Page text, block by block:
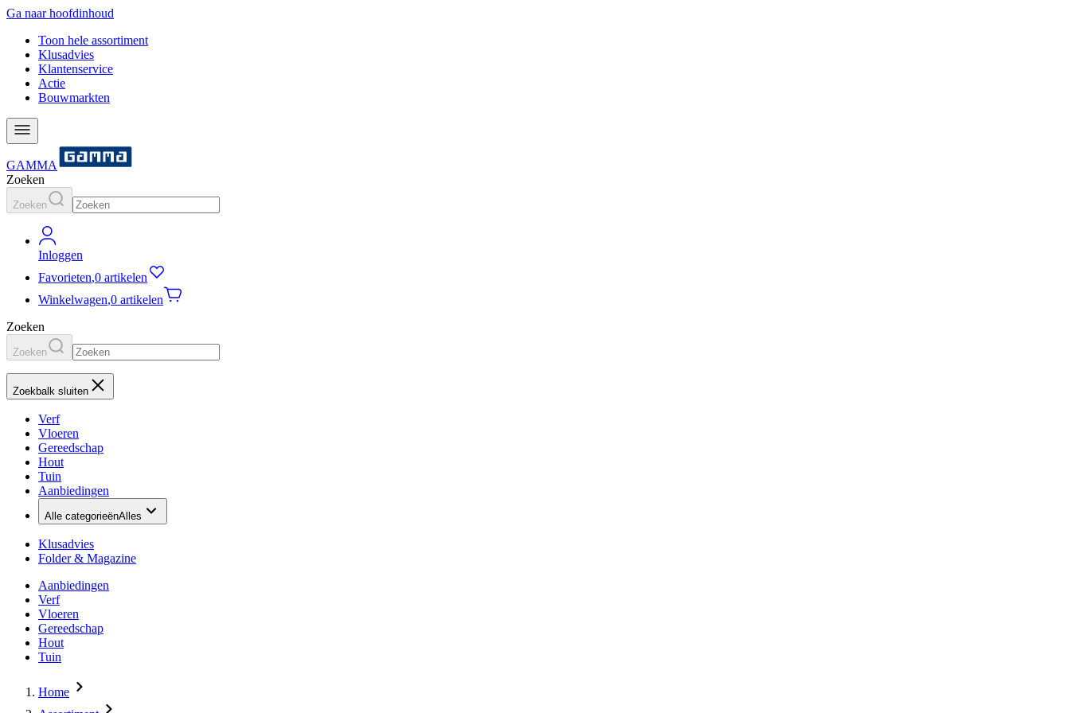
Ga naar hoofdinhoud
Toon hele assortiment
Klusadvies
Klantenservice
Actie
Bouwmarkten
GAMMA
Zoeken
Zoeken
Inloggen
Favorieten,0 artikelen
Winkelwagen,0 artikelen
Zoeken
Zoeken
Zoekbalk sluiten
Verf
Vloeren
Gereedschap
Hout
Tuin
Aanbiedingen
Alle categorieënAlles
Klusadvies
Folder & Magazine
Aanbiedingen
Verf
Vloeren
Gereedschap
Hout
Tuin
Home